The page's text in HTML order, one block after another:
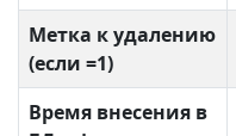
Метка к удалению
(если =1)
Время внесения в